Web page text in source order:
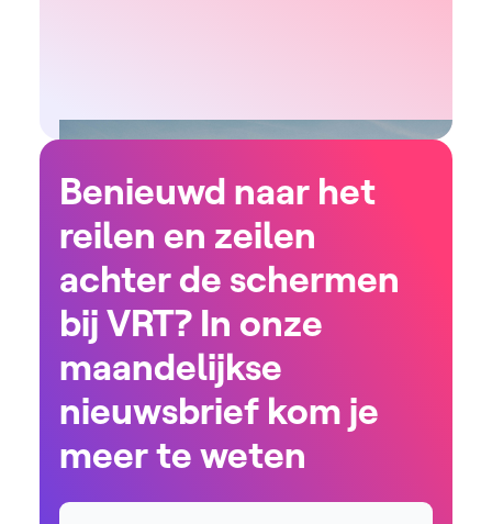
Benieuwd naar het
reilen en zeilen
achter de schermen
bij VRT? In onze
maandelijkse
nieuwsbrief kom je
meer te weten
Naam